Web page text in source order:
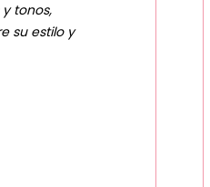
tonos,
su estilo y